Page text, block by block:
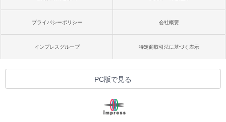
プライバシーポリシー 会社概要
インプレスグループ 特定商取引法に基づく表示
PC版で見る